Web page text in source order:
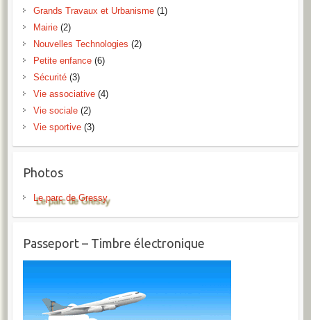
Grands Travaux et Urbanisme(1)
Mairie(2)
Nouvelles Technologies (2)
Petite enfance(6)
Sécurité(3)
Vie associative(4)
Vie sociale(2)
Vie sportive(3)
Photos
Le parc de Gressy
Passeport – Timbre électronique